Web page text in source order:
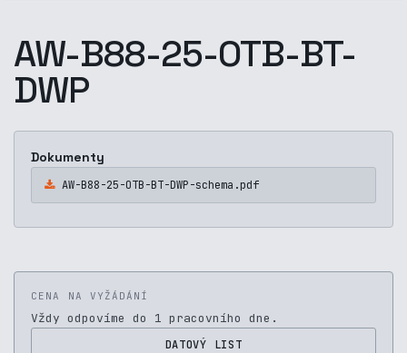
AW-B88-25-OTB-BT-
DWP
Dokumenty
AW-B88-25-OTB-BT-DWP-schema.pdf
CENA NA VYŽÁDÁNÍ
Vždy odpovíme do 1 pracovního dne.
DATOVÝ LIST